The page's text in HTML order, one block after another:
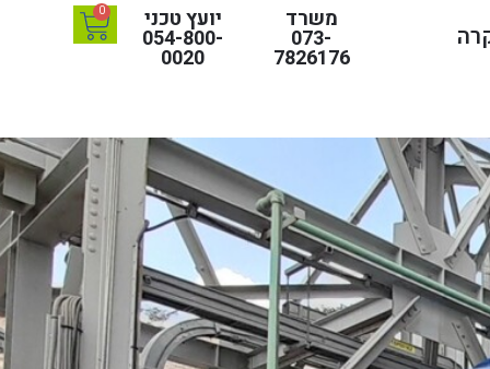
משרד
073-
7826176
יועץ טכני
054-800-
0020
0